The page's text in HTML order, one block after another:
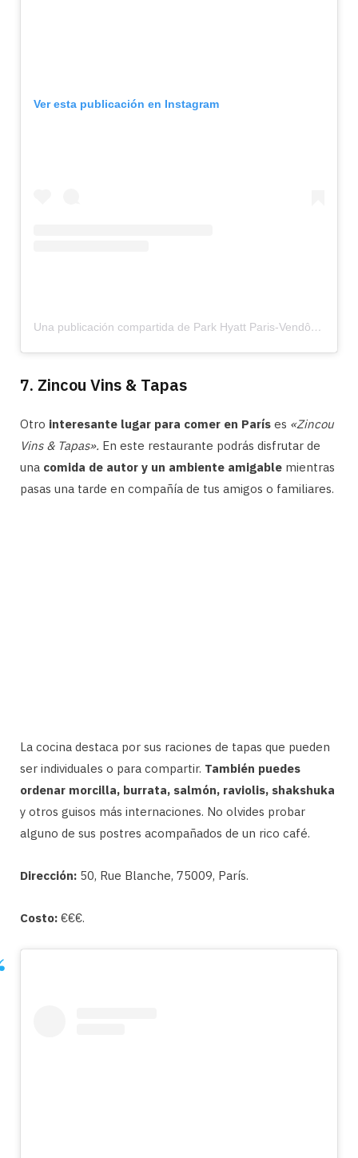
Ver esta publicación en Instagram
Una publicación compartida de Park Hyatt Paris-Vendôme (@parkhyattparis)
7. Zincou Vins & Tapas
Otro interesante lugar para comer en París es «Zincou
Vins & Tapas». En este restaurante podrás disfrutar de
una comida de autor y un ambiente amigable mientras
pasas una tarde en compañía de tus amigos o familiares.
La cocina destaca por sus raciones de tapas que pueden
ser individuales o para compartir. También puedes
ordenar morcilla, burrata, salmón, raviolis, shakshuka
y otros guisos más internaciones. No olvides probar
alguno de sus postres acompañados de un rico café.
Dirección: 50, Rue Blanche, 75009, París.
Costo: €€€.